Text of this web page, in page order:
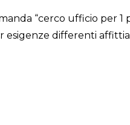
“cerco ufficio per 1
esigenze differenti